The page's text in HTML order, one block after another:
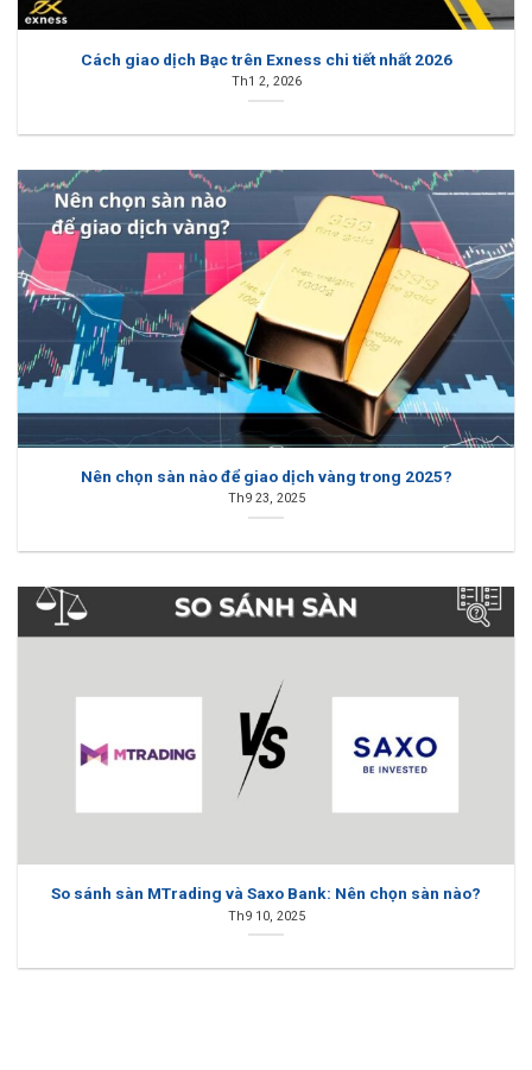
Cách giao dịch Bạc trên Exness chi tiết nhất 2026
Th1 2, 2026
Nên chọn sàn nào để giao dịch vàng trong 2025?
Th9 23, 2025
So sánh sàn MTrading và Saxo Bank: Nên chọn sàn nào?
Th9 10, 2025